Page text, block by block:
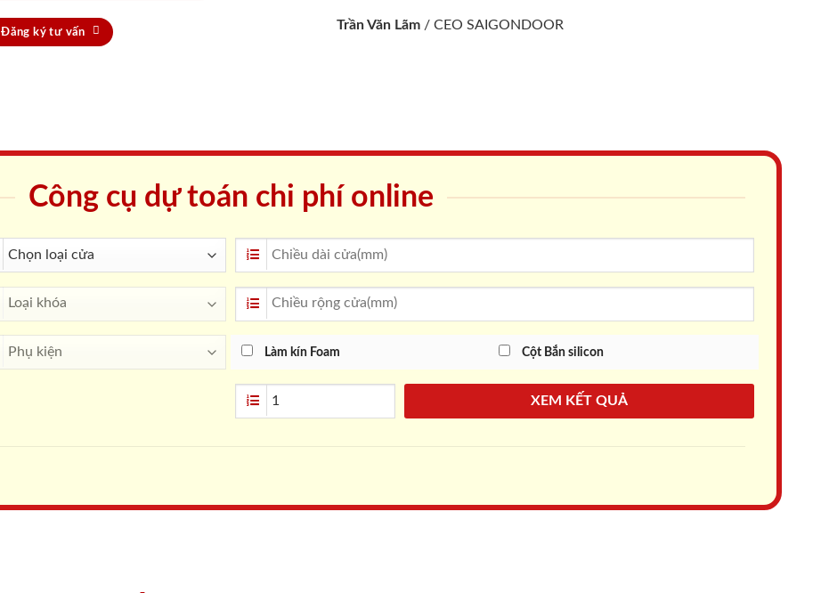
Đăng ký tư vấn Trần Văn Lãm / CEO SAIGONDOOR
Công cụ dự toán chi phí online
Làm kín Foam Cột Bắn silicon
XEM KẾT QUẢ